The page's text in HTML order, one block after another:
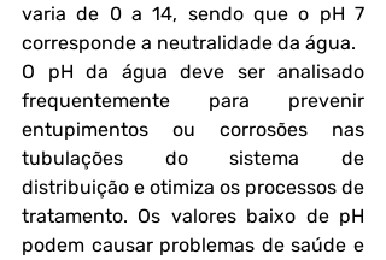
varia de 0 a 14, sendo que o pH 7
corresponde a neutralidade da água.
O pH da água deve ser analisado
frequentemente para prevenir
entupimentos ou corrosões nas
tubulações do sistema de
distribuição e otimiza os processos de
tratamento. Os valores baixo de pH
podem causar problemas de saúde e